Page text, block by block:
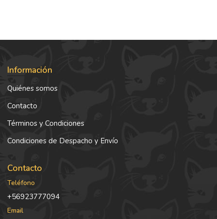
Información
Quiénes somos
Contacto
Términos y Condiciones
Condiciones de Despacho y Envío
Contacto
Teléfono
+56923777094
Email